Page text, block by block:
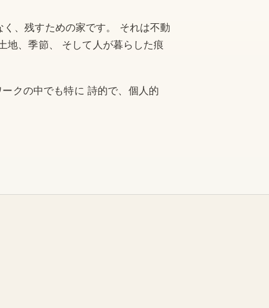
、残すための家です。 それは不動
地、季節、 そして人が暮らした痕
クの中でも特に 詩的で、個人的